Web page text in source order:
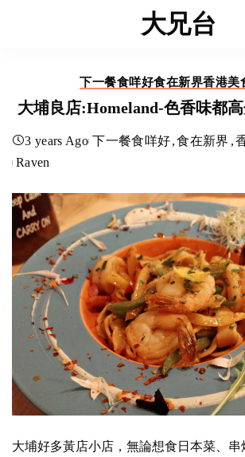
大兄台
下一餐食咩好食在新界香港美
大埔良店:Homeland-色香味都
3 years Ago 下一餐食咩好 食在新界
by
Raven
大埔好多黃店小店，無論想食日本菜、